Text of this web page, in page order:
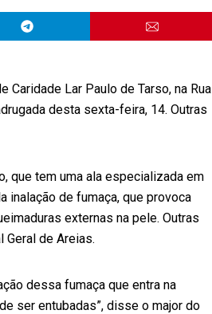
Lar Paulo de Tarso, na Rua
desta sexta-feira, 14. Outras
que tem uma ala especializada em
inalação de fumaça, que provoca
externas na pele. Outras
de Areias.
dessa fumaça que entra na
ser entubadas”, disse o major do